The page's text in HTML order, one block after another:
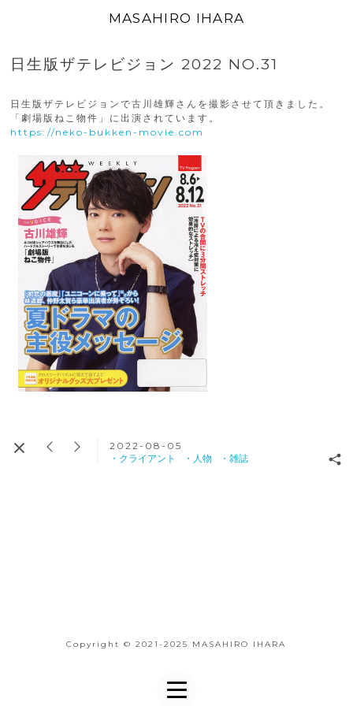
MASAHIRO IHARA
日生版ザテレビジョン 2022 NO.31
日生版ザテレビジョンで古川雄輝さんを撮影させて頂きました。
「劇場版ねこ物件」に出演されています。
https://neko-bukken-movie.com
2022-08-05
・クライアント
・人物 ・雑誌
Copyright © 2021-2025 MASAHIRO IHARA